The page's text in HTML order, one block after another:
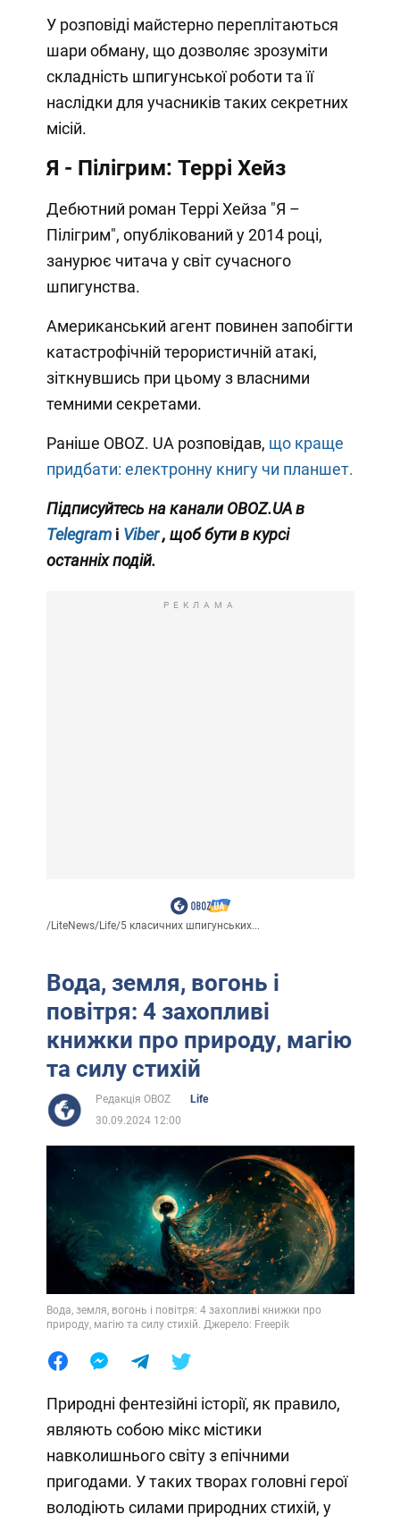
У розповіді майстерно переплітаються
шари обману, що дозволяє зрозуміти
складність шпигунської роботи та її
наслідки для учасників таких секретних
місій.
Я - Пілігрим: Террі Хейз
Дебютний роман Террі Хейза "Я –
Пілігрим", опублікований у 2014 році,
занурює читача у світ сучасного
шпигунства.
Американський агент повинен запобігти
катастрофічній терористичній атакі,
зіткнувшись при цьому з власними
темними секретами.
Раніше OBOZ. UA розповідав, що краще
придбати: електронну книгу чи планшет.
Підписуйтесь на канали OBOZ.UA в
Telegram і Viber , щоб бути в курсі
останніх подій.
РЕКЛАМА
/LiteNews/Life/5 класичних шпигунських...
Вода, земля, вогонь і
повітря: 4 захопливі
книжки про природу, магію
та силу стихій
Редакція OBOZ
Life
30.09.2024 12:00
Вода, земля, вогонь і повітря: 4 захопливі книжки про
природу, магію та силу стихій. Джерело: Freepik
Природні фентезійні історії, як правило,
являють собою мікс містики
навколишнього світу з епічними
пригодами. У таких творах головні герої
володіють силами природних стихій, у